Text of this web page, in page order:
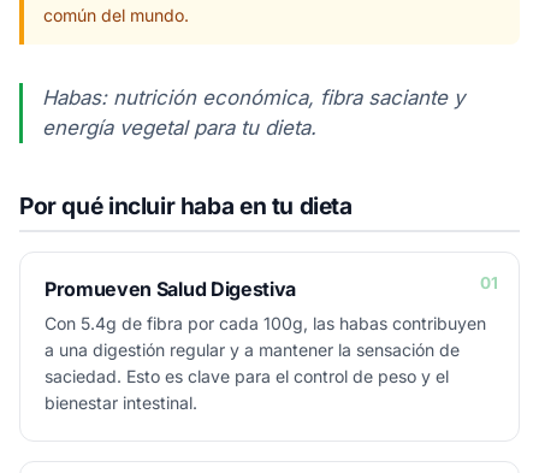
común del mundo.
Habas: nutrición económica, fibra saciante y
energía vegetal para tu dieta.
Por qué incluir haba en tu dieta
01
Promueven Salud Digestiva
Con 5.4g de fibra por cada 100g, las habas contribuyen
a una digestión regular y a mantener la sensación de
saciedad. Esto es clave para el control de peso y el
bienestar intestinal.